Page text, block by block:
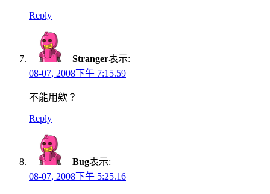
Reply
Stranger表示:
08-07, 2008下午 7:15.59
不能用欸？
Reply
Bug表示:
08-07, 2008下午 5:25.16